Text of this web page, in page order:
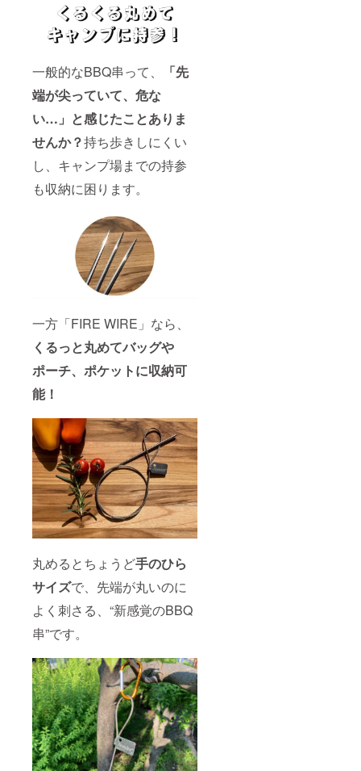
一般的なBBQ串って、
「先
端が尖っていて、危な
い…」と感じたことありま
せんか？持ち歩きしにくい
し、キャンプ場までの持参
も収納に困ります。
一方「FIRE WIRE」なら、
くるっと丸めてバッグや
ポーチ、ポケットに収納可
能！
丸めるとちょうど手のひら
サイズで、先端が丸いのに
よく刺さる、“新感覚のBBQ
串”です。